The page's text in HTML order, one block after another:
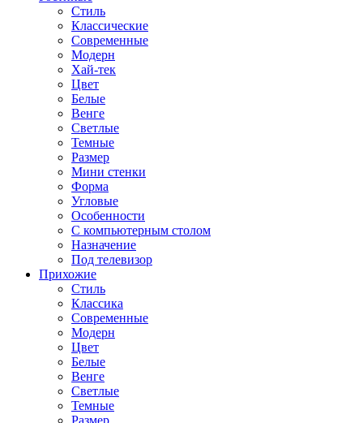
Стиль
Классические
Современные
Модерн
Хай-тек
Цвет
Белые
Венге
Светлые
Темные
Размер
Мини стенки
Форма
Угловые
Особенности
С компьютерным столом
Назначение
Под телевизор
Прихожие
Стиль
Классика
Современные
Модерн
Цвет
Белые
Венге
Светлые
Темные
Размер